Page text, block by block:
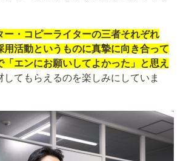
ー・コピーライターの三者それぞれ
用活動というものに真摯に向き合って
「エンにお願いしてよかった」と思え
してもらえるのを楽しみにしていま